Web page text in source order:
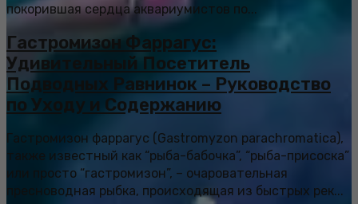
покорившая сердца аквариумистов по...
Гастромизон Фаррагус:
Удивительный Посетитель
Подводных Равнинок – Руководство
по Уходу и Содержанию
Гастромизон фаррагус (Gastromyzon parachromatica),
также известный как “рыба-бабочка”, “рыба-присоска”
или просто “гастромизон”, – очаровательная
пресноводная рыбка, происходящая из быстрых рек...